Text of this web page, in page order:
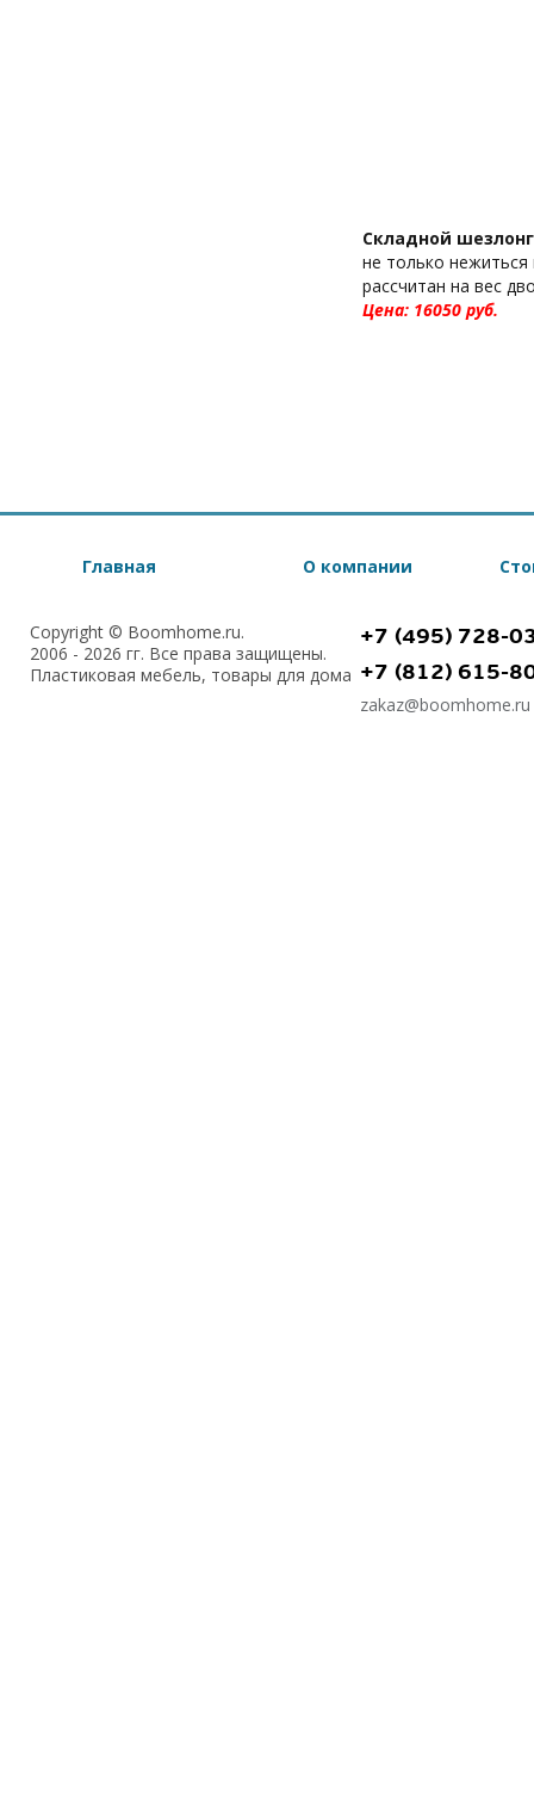
Складной
не только нежиться
рассчитан на вес
Цена: 16050 pуб.
Главная О компании
Copyright © Boomhome.ru.
2006 - 2026 гг. Все права защищены.
Пластиковая мебель, товары для дома
+7 (495) 728-
+7 (812) 615-
zakaz@boomhome.ru